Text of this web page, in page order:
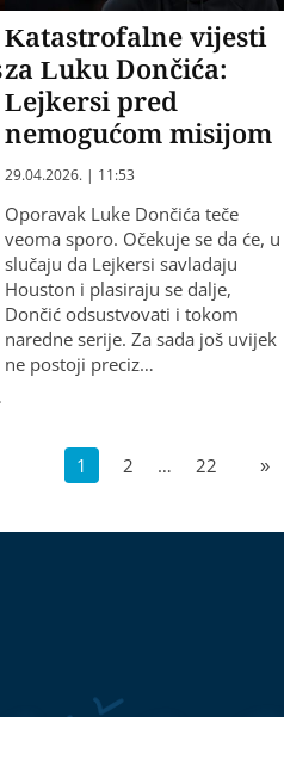
Katastrofalne vijesti
za Luku Dončića:
Lejkersi pred
nemogućom misijom
29.04.2026. | 11:53
Oporavak Luke Dončića teče
veoma sporo. Očekuje se da će, u
slučaju da Lejkersi savladaju
Houston i plasiraju se dalje,
Dončić odsustvovati i tokom
naredne serije. Za sada još uvijek
ne postoji preciz…
1 2 … 22 »